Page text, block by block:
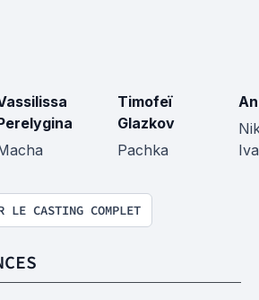
Timofeï
Glazkov
Pachka
LE CASTING COMPLET